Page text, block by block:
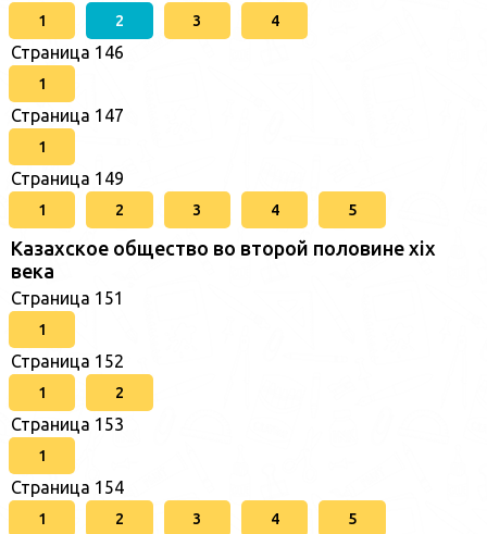
1 2 3 4
Страница 146
1
Страница 147
1
Страница 149
1 2 3 4 5
Казахское общество во второй половине хіх
века
Страница 151
1
Страница 152
1 2
Страница 153
1
Страница 154
1 2 3 4 5